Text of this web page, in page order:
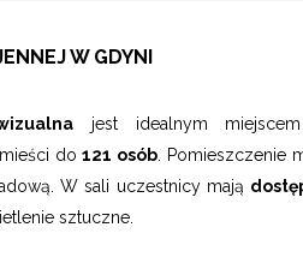
W GDYNI
jest idealnym
do 121 osób . Pomieszczenie
W sali uczestnicy mają
sztuczne.